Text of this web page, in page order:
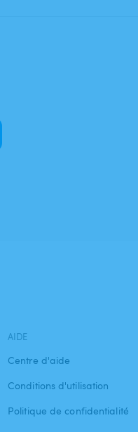
AIDE
Centre d'aide
Conditions d'utilisation
Politique de confidentialité